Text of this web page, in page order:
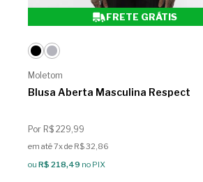
FRETE GRÁTIS
Moletom
Blusa Aberta Masculina Respect
Por R$ 229,99
em até 7x de R$ 32,86
ou R$ 218,49 no PIX